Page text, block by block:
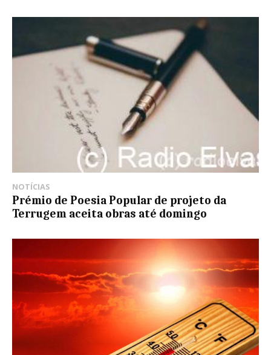
NOTÍCIAS
Prémio de Poesia Popular de projeto da
Terrugem aceita obras até domingo